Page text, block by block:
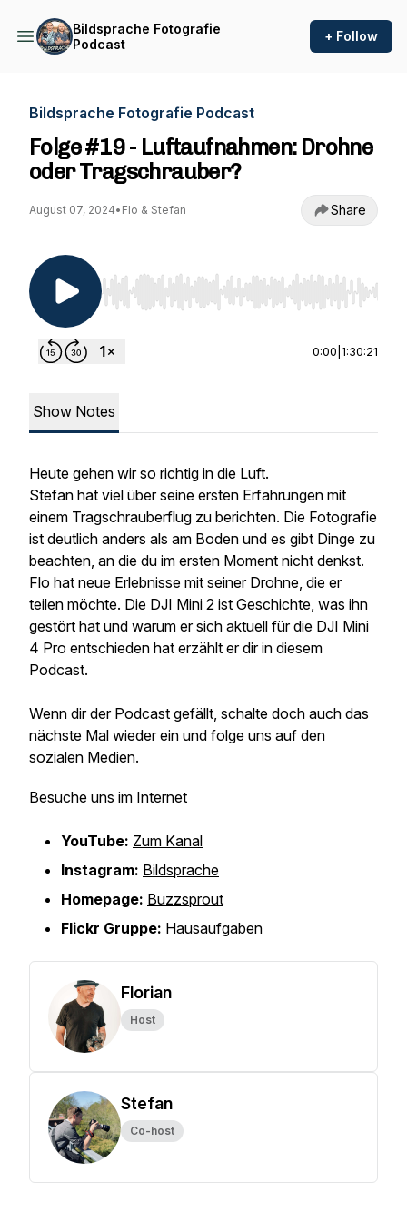
Bildsprache Fotografie
Podcast
+ Follow
Bildsprache Fotografie Podcast
Folge #19 - Luftaufnahmen: Drohne
oder Tragschrauber?
August 07, 2024• Flo & Stefan Share
Use Left/Right to seek, Home/End to jump to
0:00 1:30:21
Show Notes
Heute gehen wir so richtig in die Luft.
Stefan hat viel über seine ersten Erfahrungen mit
einem Tragschrauberflug zu berichten. Die Fotografie
ist deutlich anders als am Boden und es gibt Dinge zu
beachten, an die du im ersten Moment nicht denkst.
Flo hat neue Erlebnisse mit seiner Drohne, die er
teilen möchte. Die DJI Mini 2 ist Geschichte, was ihn
gestört hat und warum er sich aktuell für die DJI Mini
4 Pro entschieden hat erzählt er dir in diesem
Podcast.
Wenn dir der Podcast gefällt, schalte doch auch das
nächste Mal wieder ein und folge uns auf den
sozialen Medien.
Besuche uns im Internet
YouTube: Zum Kanal
Instagram: Bildsprache
Homepage: Buzzsprout
Flickr Gruppe: Hausaufgaben
Florian
Host
Stefan
Co-host